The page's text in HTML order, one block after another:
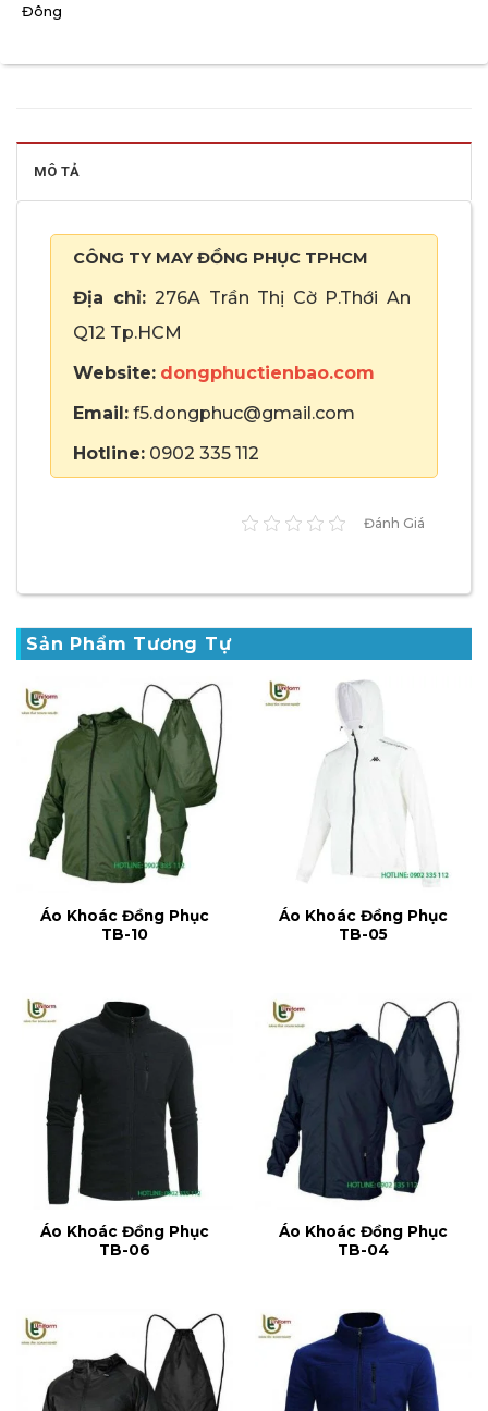
Đông
MÔ TẢ
CÔNG TY MAY ĐỒNG PHỤC TPHCM
Địa chỉ:276A Trần Thị Cờ P.Thới An
Q12 Tp.HCM
Website: dongphuctienbao.com
Email: f5.dongphuc@gmail.com
Hotline: 0902 335 112
Đánh Giá
Sản Phẩm Tương Tự
Áo Khoác Đồng Phục
TB-10
Áo Khoác Đồng Phục
TB-05
Áo Khoác Đồng Phục
TB-06
Áo Khoác Đồng Phục
TB-04